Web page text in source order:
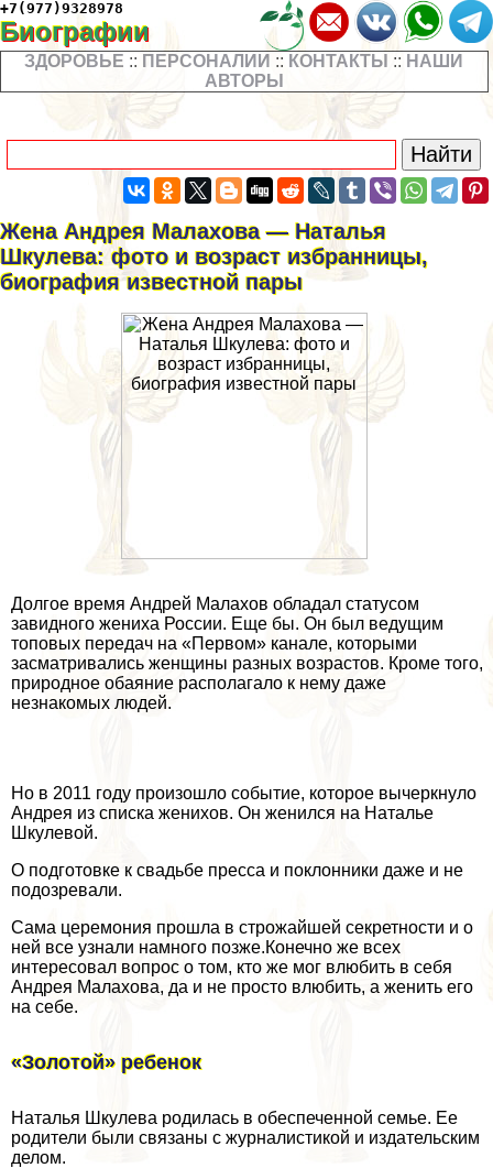
+7(977)9328978
Биографии
ЗДОРОВЬЕ :: ПЕРСОНАЛИИ :: КОНТАКТЫ :: НАШИ
АВТОРЫ
Жена Андрея Малахова — Наталья
Шкулева: фото и возраст избранницы,
биография известной пары
Долгое время Андрей Малахов обладал статусом
завидного жениха России. Еще бы. Он был ведущим
топовых передач на «Первом» канале, которыми
засматривались женщины разных возрастов. Кроме того,
природное обаяние располагало к нему даже
незнакомых людей.
Но в 2011 году произошло событие, которое вычеркнуло
Андрея из списка женихов. Он женился на Наталье
Шкулевой.
О подготовке к свадьбе пресса и поклонники даже и не
подозревали.
Сама церемония прошла в строжайшей секретности и о
ней все узнали намного позже.Конечно же всех
интересовал вопрос о том, кто же мог влюбить в себя
Андрея Малахова, да и не просто влюбить, а женить его
на себе.
«Золотой» ребенок
Наталья Шкулева родилась в обеспеченной семье. Ее
родители были связаны с журналистикой и издательским
делом.